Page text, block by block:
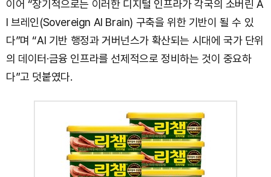
이어 “장기적으로는 이러한 디지털 인프라가 각국의 소버린 A
I 브레인(Sovereign AI Brain) 구축을 위한 기반이 될 수 있
다”며 “AI 기반 행정과 거버넌스가 확산되는 시대에 국가 단위
의 데이터·금융 인프라를 선제적으로 정비하는 것이 중요하
다”고 덧붙였다.